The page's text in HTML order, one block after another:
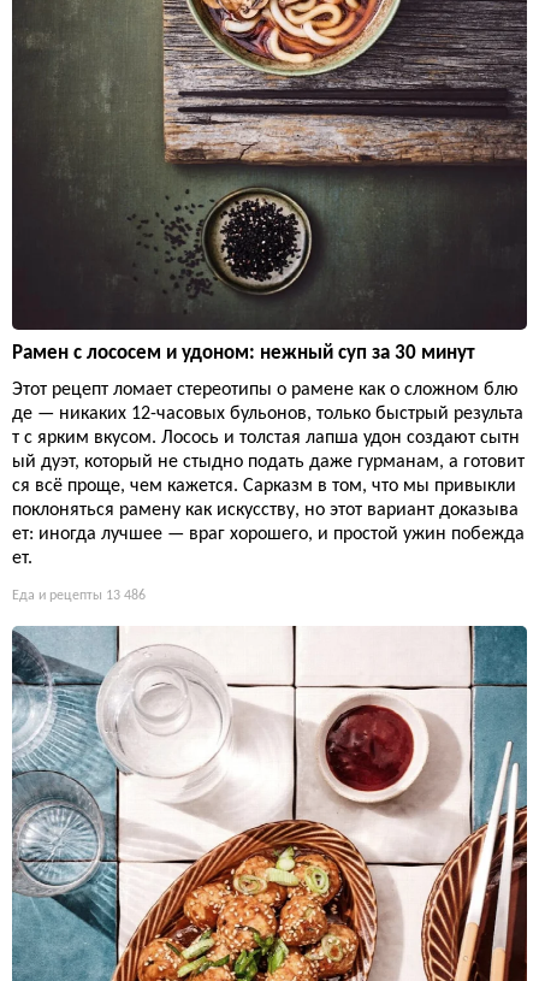
Рамен с лососем и удоном: нежный суп за 30 минут
Этот рецепт ломает стереотипы о рамене как о сложном блю
де — никаких 12-часовых бульонов, только быстрый результа
т с ярким вкусом. Лосось и толстая лапша удон создают сытн
ый дуэт, который не стыдно подать даже гурманам, а готовит
ся всё проще, чем кажется. Сарказм в том, что мы привыкли
поклоняться рамену как искусству, но этот вариант доказыва
ет: иногда лучшее — враг хорошего, и простой ужин побежда
ет.
Еда и рецепты 13 486